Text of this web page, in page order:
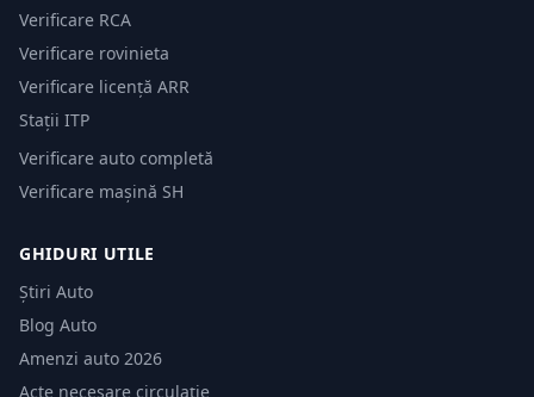
Verificare RCA
Verificare rovinieta
Verificare licență ARR
Stații ITP
Verificare auto completă
Verificare mașină SH
GHIDURI UTILE
Știri Auto
Blog Auto
Amenzi auto 2026
Acte necesare circulație